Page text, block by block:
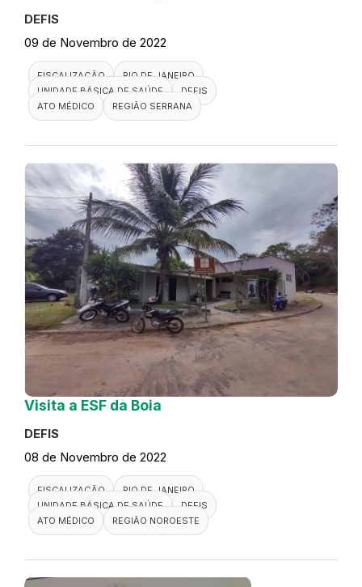
DEFIS
09 de Novembro de 2022
FISCALIZAÇÃO
RIO DE JANEIRO
UNIDADE BÁSICA DE SAÚDE
DEFIS
ATO MÉDICO
REGIÃO SERRANA
Visita a ESF da Boia
DEFIS
08 de Novembro de 2022
FISCALIZAÇÃO
RIO DE JANEIRO
UNIDADE BÁSICA DE SAÚDE
DEFIS
ATO MÉDICO
REGIÃO NOROESTE